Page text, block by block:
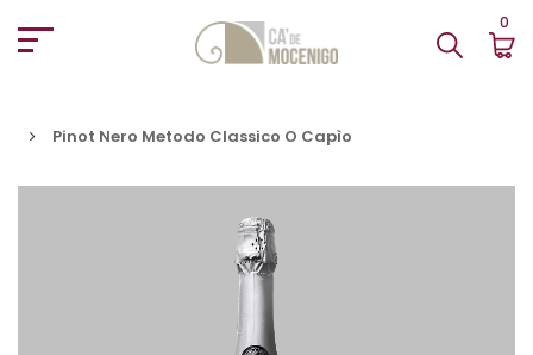
0
Pinot Nero Metodo Classico O Capìo